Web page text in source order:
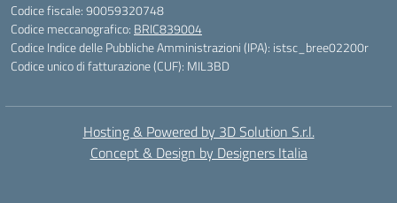
Codice fiscale: 90059320748
Codice meccanografico: BRIC839004
Codice Indice delle Pubbliche Amministrazioni (IPA): istsc_bree02200r
Codice unico di fatturazione (CUF): MIL3BD
Hosting & Powered by 3D Solution S.r.l.
Concept & Design by Designers Italia